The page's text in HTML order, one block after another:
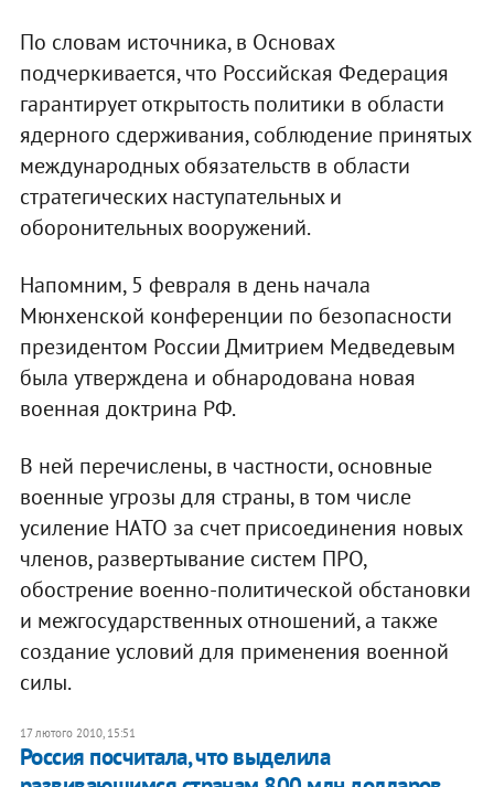
По словам источника, в Основах
подчеркивается, что Российская Федерация
гарантирует открытость политики в области
ядерного сдерживания, соблюдение принятых
международных обязательств в области
стратегических наступательных и
оборонительных вооружений.
Напомним, 5 февраля в день начала
Мюнхенской конференции по безопасности
президентом России Дмитрием Медведевым
была утверждена и обнародована новая
военная доктрина РФ.
В ней перечислены, в частности, основные
военные угрозы для страны, в том числе
усиление НАТО за счет присоединения новых
членов, развертывание систем ПРО,
обострение военно-политической обстановки
и межгосударственных отношений, а также
создание условий для применения военной
силы.
17 лютого 2010, 15:51
Россия посчитала, что выделила